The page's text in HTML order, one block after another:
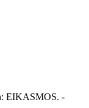
EIKASMOS. -